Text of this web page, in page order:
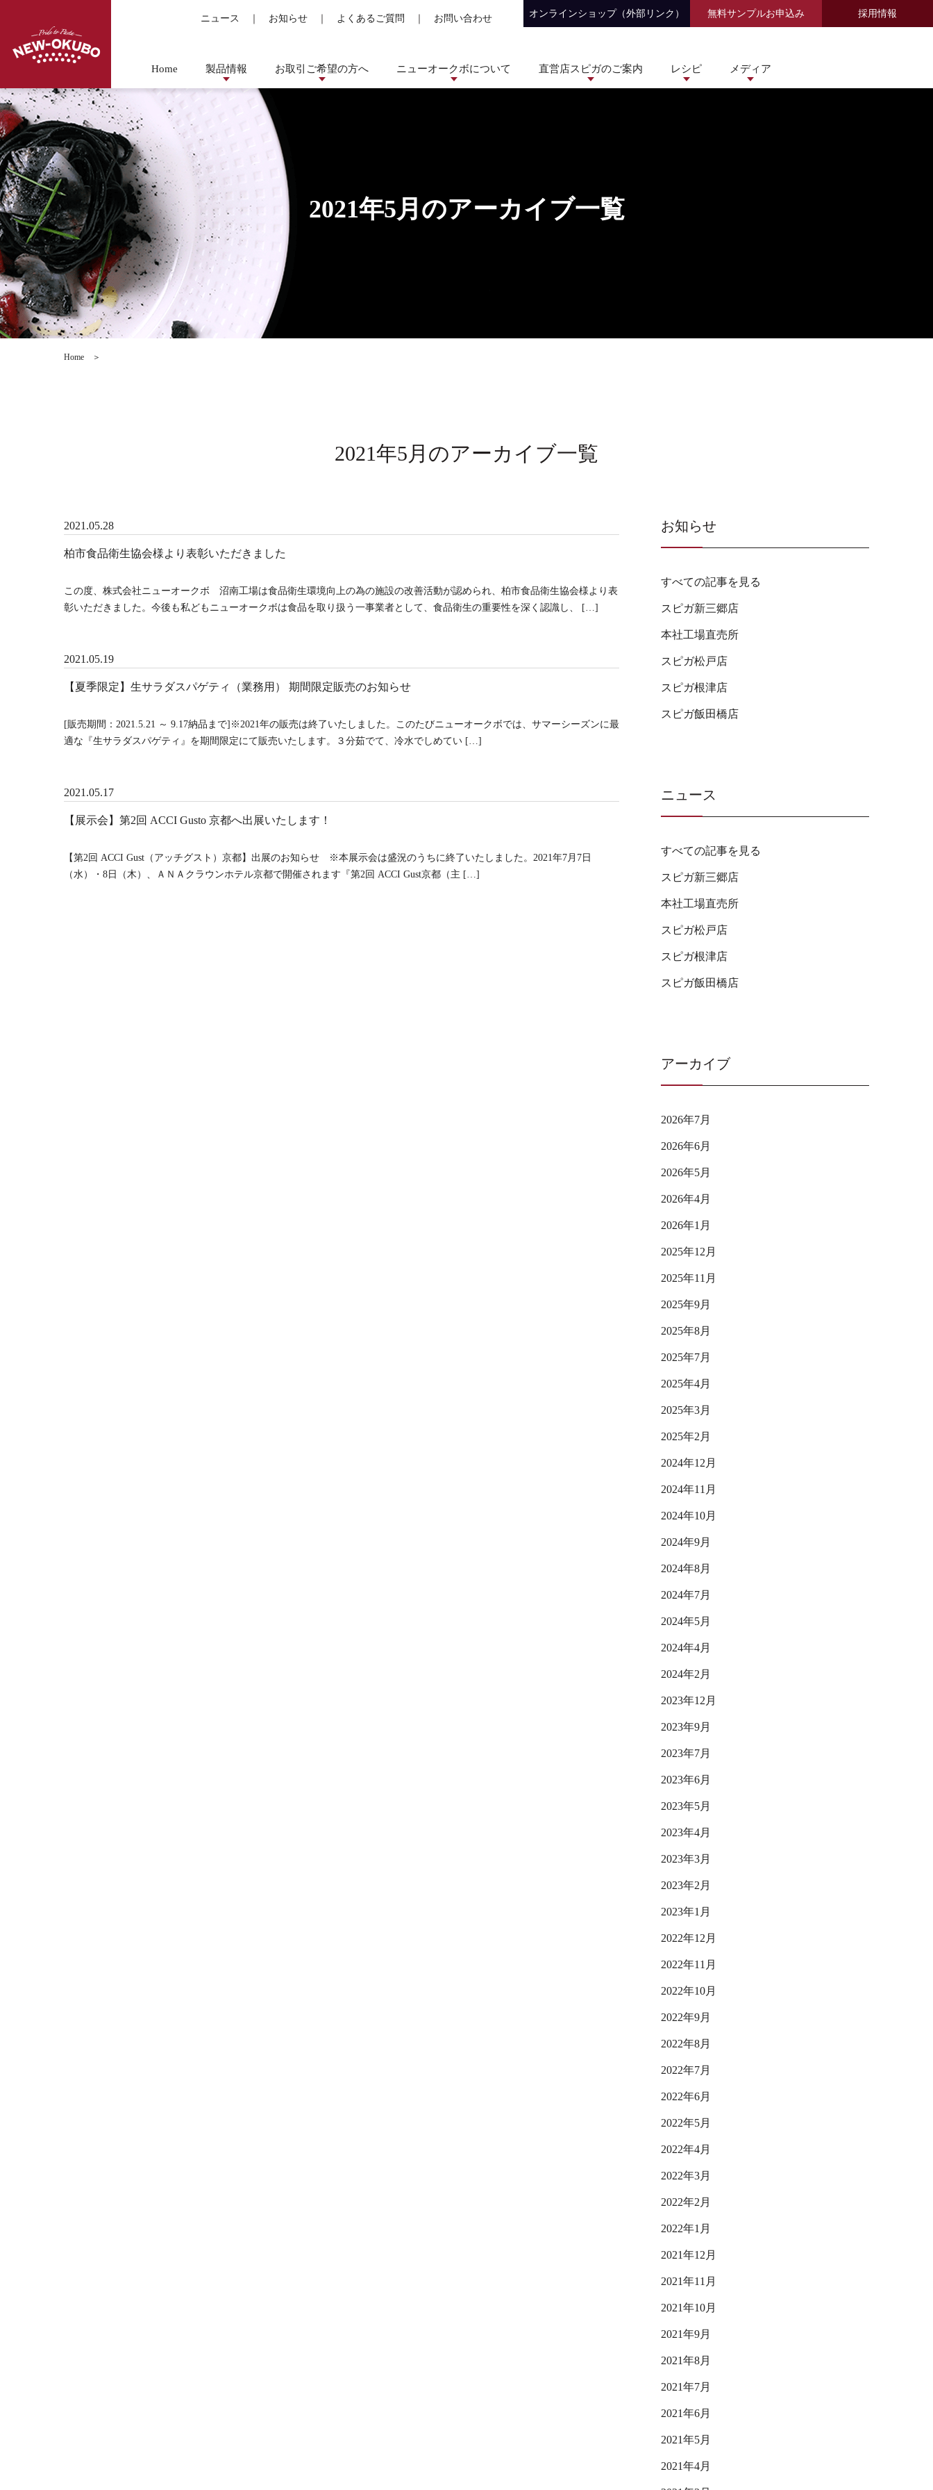
ニュース お知らせ よくあるご質問 お問い合わせ オンラインショップ（外部リンク） 無料サンプルお申込み 採用情報
Home 製品情報 お取引ご希望の方へ ニューオークボについて 直営店スピガのご案内 レシピ メディア
2021年5月のアーカイブ一覧
Home ＞
2021年5月のアーカイブ一覧
2021.05.28
柏市食品衛生協会様より表彰いただきました
この度、株式会社ニューオークボ 沼南工場は食品衛生環境向上の為の施設の改善活動が認められ、柏市食品衛生協会様より表
彰いただきました。今後も私どもニューオークボは食品を取り扱う一事業者として、食品衛生の重要性を深く認識し、 […]
2021.05.19
【夏季限定】生サラダスパゲティ（業務用） 期間限定販売のお知らせ
[販売期間：2021.5.21 ～ 9.17納品まで]※2021年の販売は終了いたしました。このたびニューオークボでは、サマーシーズンに最
適な『生サラダスパゲティ』を期間限定にて販売いたします。３分茹でて、冷水でしめてい […]
2021.05.17
【展示会】第2回 ACCI Gusto 京都へ出展いたします！
【第2回 ACCI Gust（アッチグスト）京都】出展のお知らせ ※本展示会は盛況のうちに終了いたしました。2021年7月7日
（水）・8日（木）、ＡＮＡクラウンホテル京都で開催されます『第2回 ACCI Gust京都（主 […]
お知らせ
すべての記事を見る
スピガ新三郷店
本社工場直売所
スピガ松戸店
スピガ根津店
スピガ飯田橋店
ニュース
すべての記事を見る
スピガ新三郷店
本社工場直売所
スピガ松戸店
スピガ根津店
スピガ飯田橋店
アーカイブ
2026年7月
2026年6月
2026年5月
2026年4月
2026年1月
2025年12月
2025年11月
2025年9月
2025年8月
2025年7月
2025年4月
2025年3月
2025年2月
2024年12月
2024年11月
2024年10月
2024年9月
2024年8月
2024年7月
2024年5月
2024年4月
2024年2月
2023年12月
2023年9月
2023年7月
2023年6月
2023年5月
2023年4月
2023年3月
2023年2月
2023年1月
2022年12月
2022年11月
2022年10月
2022年9月
2022年8月
2022年7月
2022年6月
2022年5月
2022年4月
2022年3月
2022年2月
2022年1月
2021年12月
2021年11月
2021年10月
2021年9月
2021年8月
2021年7月
2021年6月
2021年5月
2021年4月